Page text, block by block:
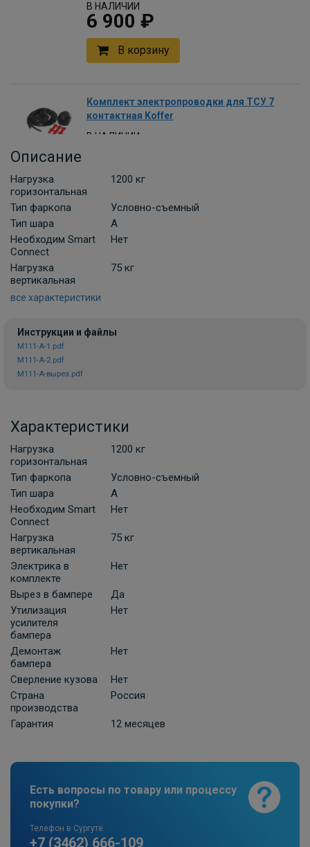
В НАЛИЧИИ
6 900 ₽
В корзину
Комплект электропроводки для ТСУ 7
контактная Koffer
В НАЛИЧИИ
В корзину
REESE
В НАЛИЧИИ
900 ₽
В корзину
Комплект универсальной
В НАЛИЧИИ
Grand 7-пин
2 210 ₽
КонцептАвто с блоком согласования
-13pin
11 740 ₽
Описание
Нагрузка
горизонтальная
1200 кг
Тип фаркопа
Условно-съемный
Тип шара
A
Необходим Smart
Connect
Нет
Нагрузка
вертикальная
75 кг
все характеристики
Инструкции и файлы
M111-A-1.pdf
M111-A-2.pdf
M111-A-вырез.pdf
Характеристики
Нагрузка
горизонтальная
1200 кг
Тип фаркопа
Условно-съемный
Тип шара
A
Необходим Smart
Connect
Нет
Нагрузка
вертикальная
75 кг
Электрика в
комплекте
Нет
Вырез в бампере
Да
Утилизация
усилителя
бампера
Нет
Демонтаж
бампера
Нет
Сверление кузова
Нет
Страна
производства
Россия
Гарантия 12 месяцев
Есть вопросы по товару или процессу
покупки?
Телефон в Сургуте
+7 (3462) 666-109